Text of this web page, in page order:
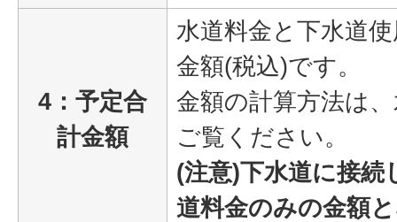
4：予定合
計金額
水道料金と下水道
金額(税込)です。
金額の計算方法は
ご覧ください。
(注意)下水道に接続
道料金のみの金額